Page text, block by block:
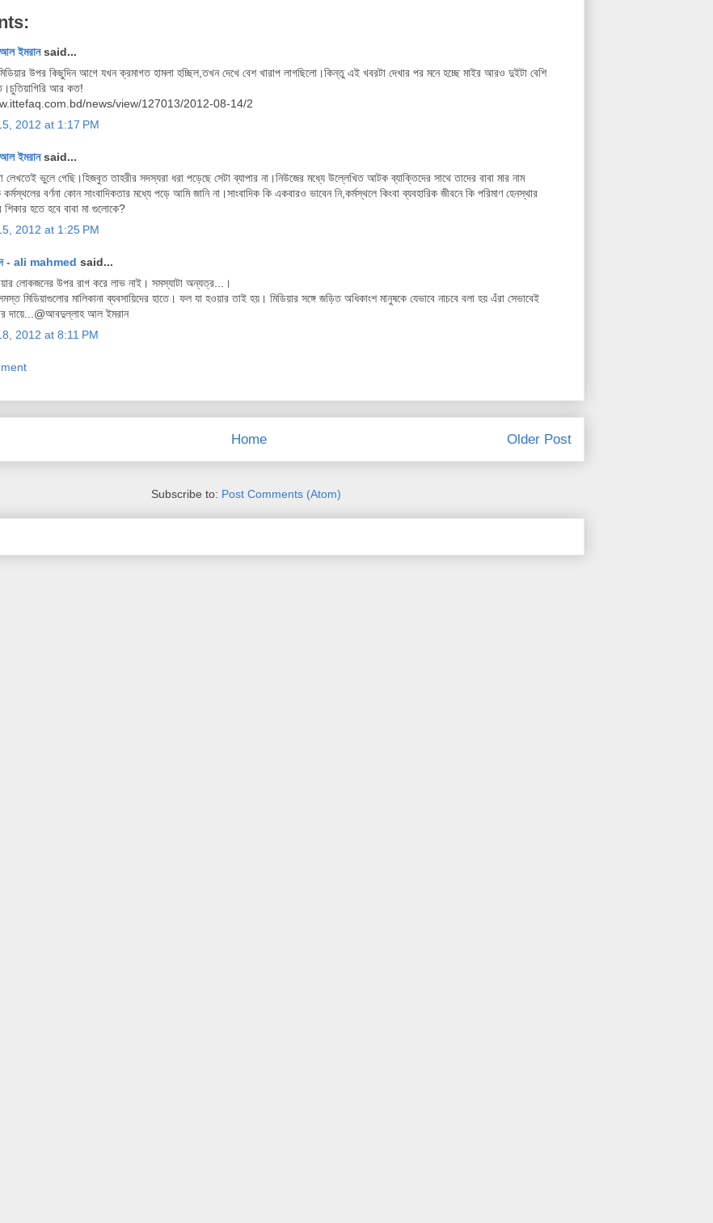
ইমরানsaid...
উপর কিছুদিন আগে যখন ক্রমাগত হামলা হচ্ছিল,তখন দেখে বেশ খারাপ লাগছিলো।কিন্তু এই খবরটা দেখার পর মনে হচ্ছে মাইর আরও দুইটা বেশি
আর কত!
news/view/127013/2012-08-14/2
2012 at 1:17 PM
ইমরানsaid...
ভুলে গেছি।হিজবুত তাহরীর সদস্যরা ধরা পড়েছে সেটা ব্যাপার না।নিউজের মধ্যে উল্লেখিত আটক ব্যাক্তিদের সাথে তাদের বাবা মার নাম
বর্ণনা কোন সাংবাদিকতার মধ্যে পড়ে আমি জানি না।সাংবাদিক কি একবারও ভাবেন নি,কর্মস্থলে কিংবা ব্যবহারিক জীবনে কি পরিমাণ হেনস্থার
শিকার হতে হবে বাবা মা গুলোকে?
2012 at 1:25 PM
- ali mahmed said...
লোকজনের উপর রাগ করে লাভ নাই। সমস্যাটা অন্যত্র...।
মিডিয়াগুলোর মালিকানা ব্যবসায়িদের হাতে। ফল যা হওয়ার তাই হয়। মিডিয়ার সঙ্গে জড়িত অধিকাংশ মানুষকে যেভাবে নাচবে বলা হয় এঁরা সেভাবেই
দায়ে...@আবদুল্লাহ আল ইমরান
2012 at 8:11 PM
Older Post
Home
Subscribe to: Post Comments (Atom)